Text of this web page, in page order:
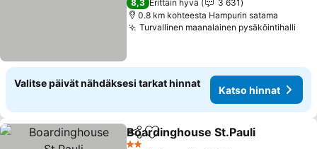
8,3 Erittäin hyvä
3 631
0.8 km kohteesta Hampurin satama
Turvallinen maanalainen pysäköintihalli
Valitse päivät nähdäksesi tarkat hinnat
Katso hinnat
Jaa Lisää suosikkeihin
Boardinghouse St.Pauli